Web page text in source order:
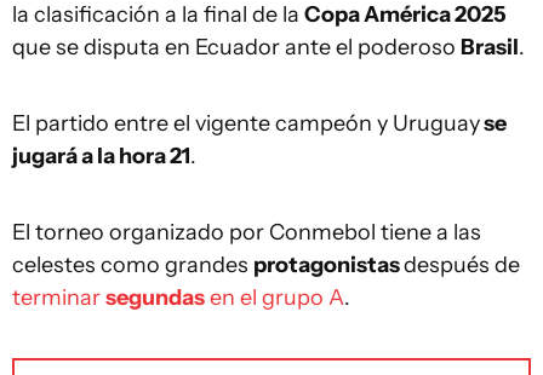
la clasificación a la final de la Copa América 2025
que se disputa en Ecuador ante el poderoso Brasil.
El partido entre el vigente campeón y Uruguayse
jugará a la hora 21.
El torneo organizado por Conmebol tiene a las
celestes como grandes protagonistasdespués de
terminarsegundasen el grupo A.